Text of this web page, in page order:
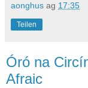
aonghus ag 17:35
Teilen
Óró na
Afraic